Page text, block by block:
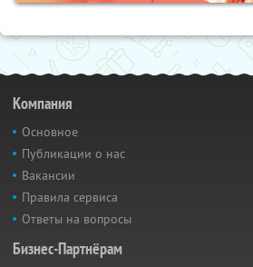
Компания
Основное
Публикации о нас
Вакансии
Правила сервиса
Ответы на вопросы
Бизнес-Партнёрам